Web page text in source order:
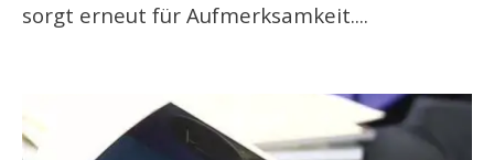
sorgt erneut für Aufmerksamkeit....